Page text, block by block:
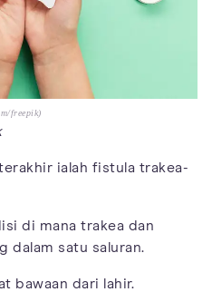
freepik)
ialah fistula trakea-
di mana trakea dan
dalam satu saluran.
bawaan dari lahir.